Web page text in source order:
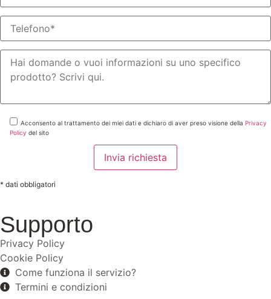
Acconsento al trattamento dei miei dati e dichiaro di aver preso visione della Privacy
Policy del sito
* dati obbligatori
Supporto
Privacy Policy
Cookie Policy
Come funziona il servizio?
Termini e condizioni